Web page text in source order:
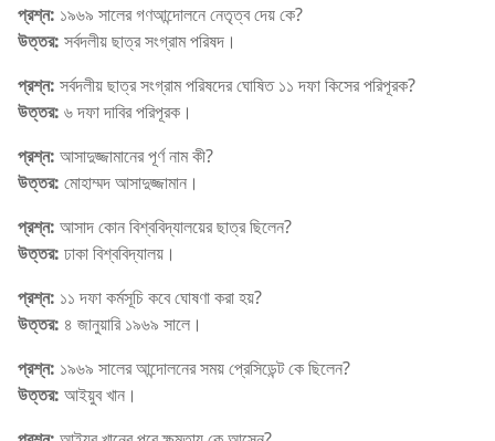
প্রশ্ন: ১৯৬৯ সালের গণআন্দোলনে নেতৃত্ব দেয় কে?
উত্তর: সর্বদলীয় ছাত্র সংগ্রাম পরিষদ।
প্রশ্ন: সর্বদলীয় ছাত্র সংগ্রাম পরিষদের ঘোষিত ১১ দফা কিসের পরিপূরক?
উত্তর: ৬ দফা দাবির পরিপূরক।
প্রশ্ন: আসাদুজ্জামানের পূর্ণ নাম কী?
উত্তর: মোহাম্মদ আসাদুজ্জামান।
প্রশ্ন: আসাদ কোন বিশ্ববিদ্যালয়ের ছাত্র ছিলেন?
উত্তর: ঢাকা বিশ্ববিদ্যালয়।
প্রশ্ন: ১১ দফা কর্মসূচি কবে ঘোষণা করা হয়?
উত্তর: ৪ জানুয়ারি ১৯৬৯ সালে।
প্রশ্ন: ১৯৬৯ সালের আন্দোলনের সময় প্রেসিডেন্ট কে ছিলেন?
উত্তর: আইয়ুব খান।